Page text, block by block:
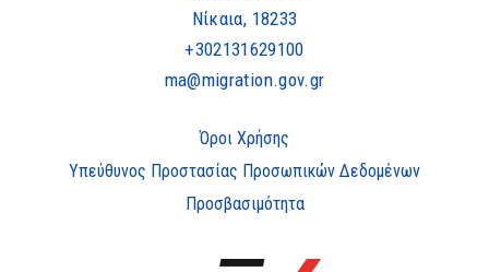
Νίκαια, 18233
+302131629100
ma@migration.gov.gr
Όροι Χρήσης
Υπεύθυνος Προστασίας Προσωπικών Δεδομένων
Προσβασιμότητα